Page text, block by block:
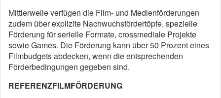
Mittlerweile verfügen die Film- und Medienförderungen
zudem über explizite Nachwuchsfördertöpfe, spezielle
Förderung für serielle Formate, crossmediale Projekte
sowie Games. Die Förderung kann über 50 Prozent eines
Filmbudgets abdecken, wenn die entsprechenden
Förderbedingungen gegeben sind.
REFERENZFILMFÖRDERUNG